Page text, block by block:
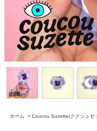
ホーム > Coucou Suzette(ククシュゼ